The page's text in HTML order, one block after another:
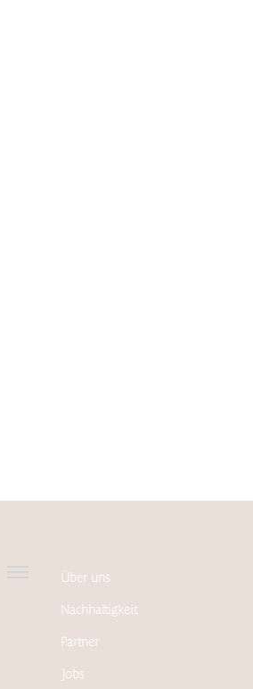
Über uns
Nachhaltigkeit
Partner
Jobs